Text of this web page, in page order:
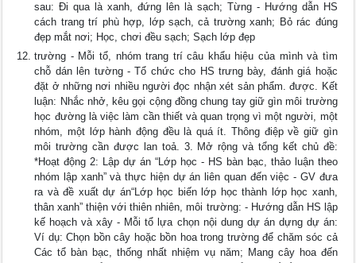
sau: Đi qua là xanh, đứng lên là sạch; Từng - Hướng dẫn HS
cách trang trí phù hợp, lớp sạch, cả trường xanh; Bỏ rác đúng
đẹp mắt nơi; Học, chơi đều sạch; Sạch lớp đẹp
trường - Mỗi tổ, nhóm trang trí câu khẩu hiệu của mình và tìm
chỗ dán lên tường - Tổ chức cho HS trưng bày, đánh giá hoặc
đặt ở những nơi nhiều người đọc nhận xét sản phẩm. được. Kết
luận: Nhắc nhở, kêu gọi cộng đồng chung tay giữ gìn môi trường
học đường là việc làm cần thiết và quan trọng vì một người, một
nhóm, một lớp hành động đều là quá ít. Thông điệp về giữ gìn
môi trường cần được lan toả. 3. Mở rộng và tổng kết chủ đề:
*Hoạt động 2: Lập dự án “Lớp học - HS bàn bạc, thảo luận theo
nhóm lập xanh” và thực hiện dự án liên quan đến việc - GV đưa
ra và đề xuất dự án“Lớp học biến lớp học thành lớp học xanh,
thân xanh” thiện với thiên nhiên, môi trường: - Hướng dẫn HS lập
kế hoạch và xây - Mỗi tổ lựa chọn nội dung dự án dựng dự án:
Ví dụ: Chọn bồn cây hoặc bồn hoa trong trường để chăm sóc cả
Các tổ bàn bạc, thống nhất nhiệm vụ năm; Mang cây hoa đến